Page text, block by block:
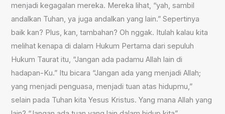
menjadi kegagalan mereka. Mereka lihat, “yah, sambil
andalkan Tuhan, ya juga andalkan yang lain.” Sepertinya
baik kan? Plus, kan, tambahan? Oh nggak. Itulah kalau kita
melihat kenapa di dalam Hukum Pertama dari sepuluh
Hukum Taurat itu, “Jangan ada padamu Allah lain di
hadapan-Ku.” Itu bicara “Jangan ada yang menjadi Allah;
yang menjadi penguasa, menjadi tuan atas hidupmu,”
selain pada Tuhan kita Yesus Kristus. Yang mana Allah yang